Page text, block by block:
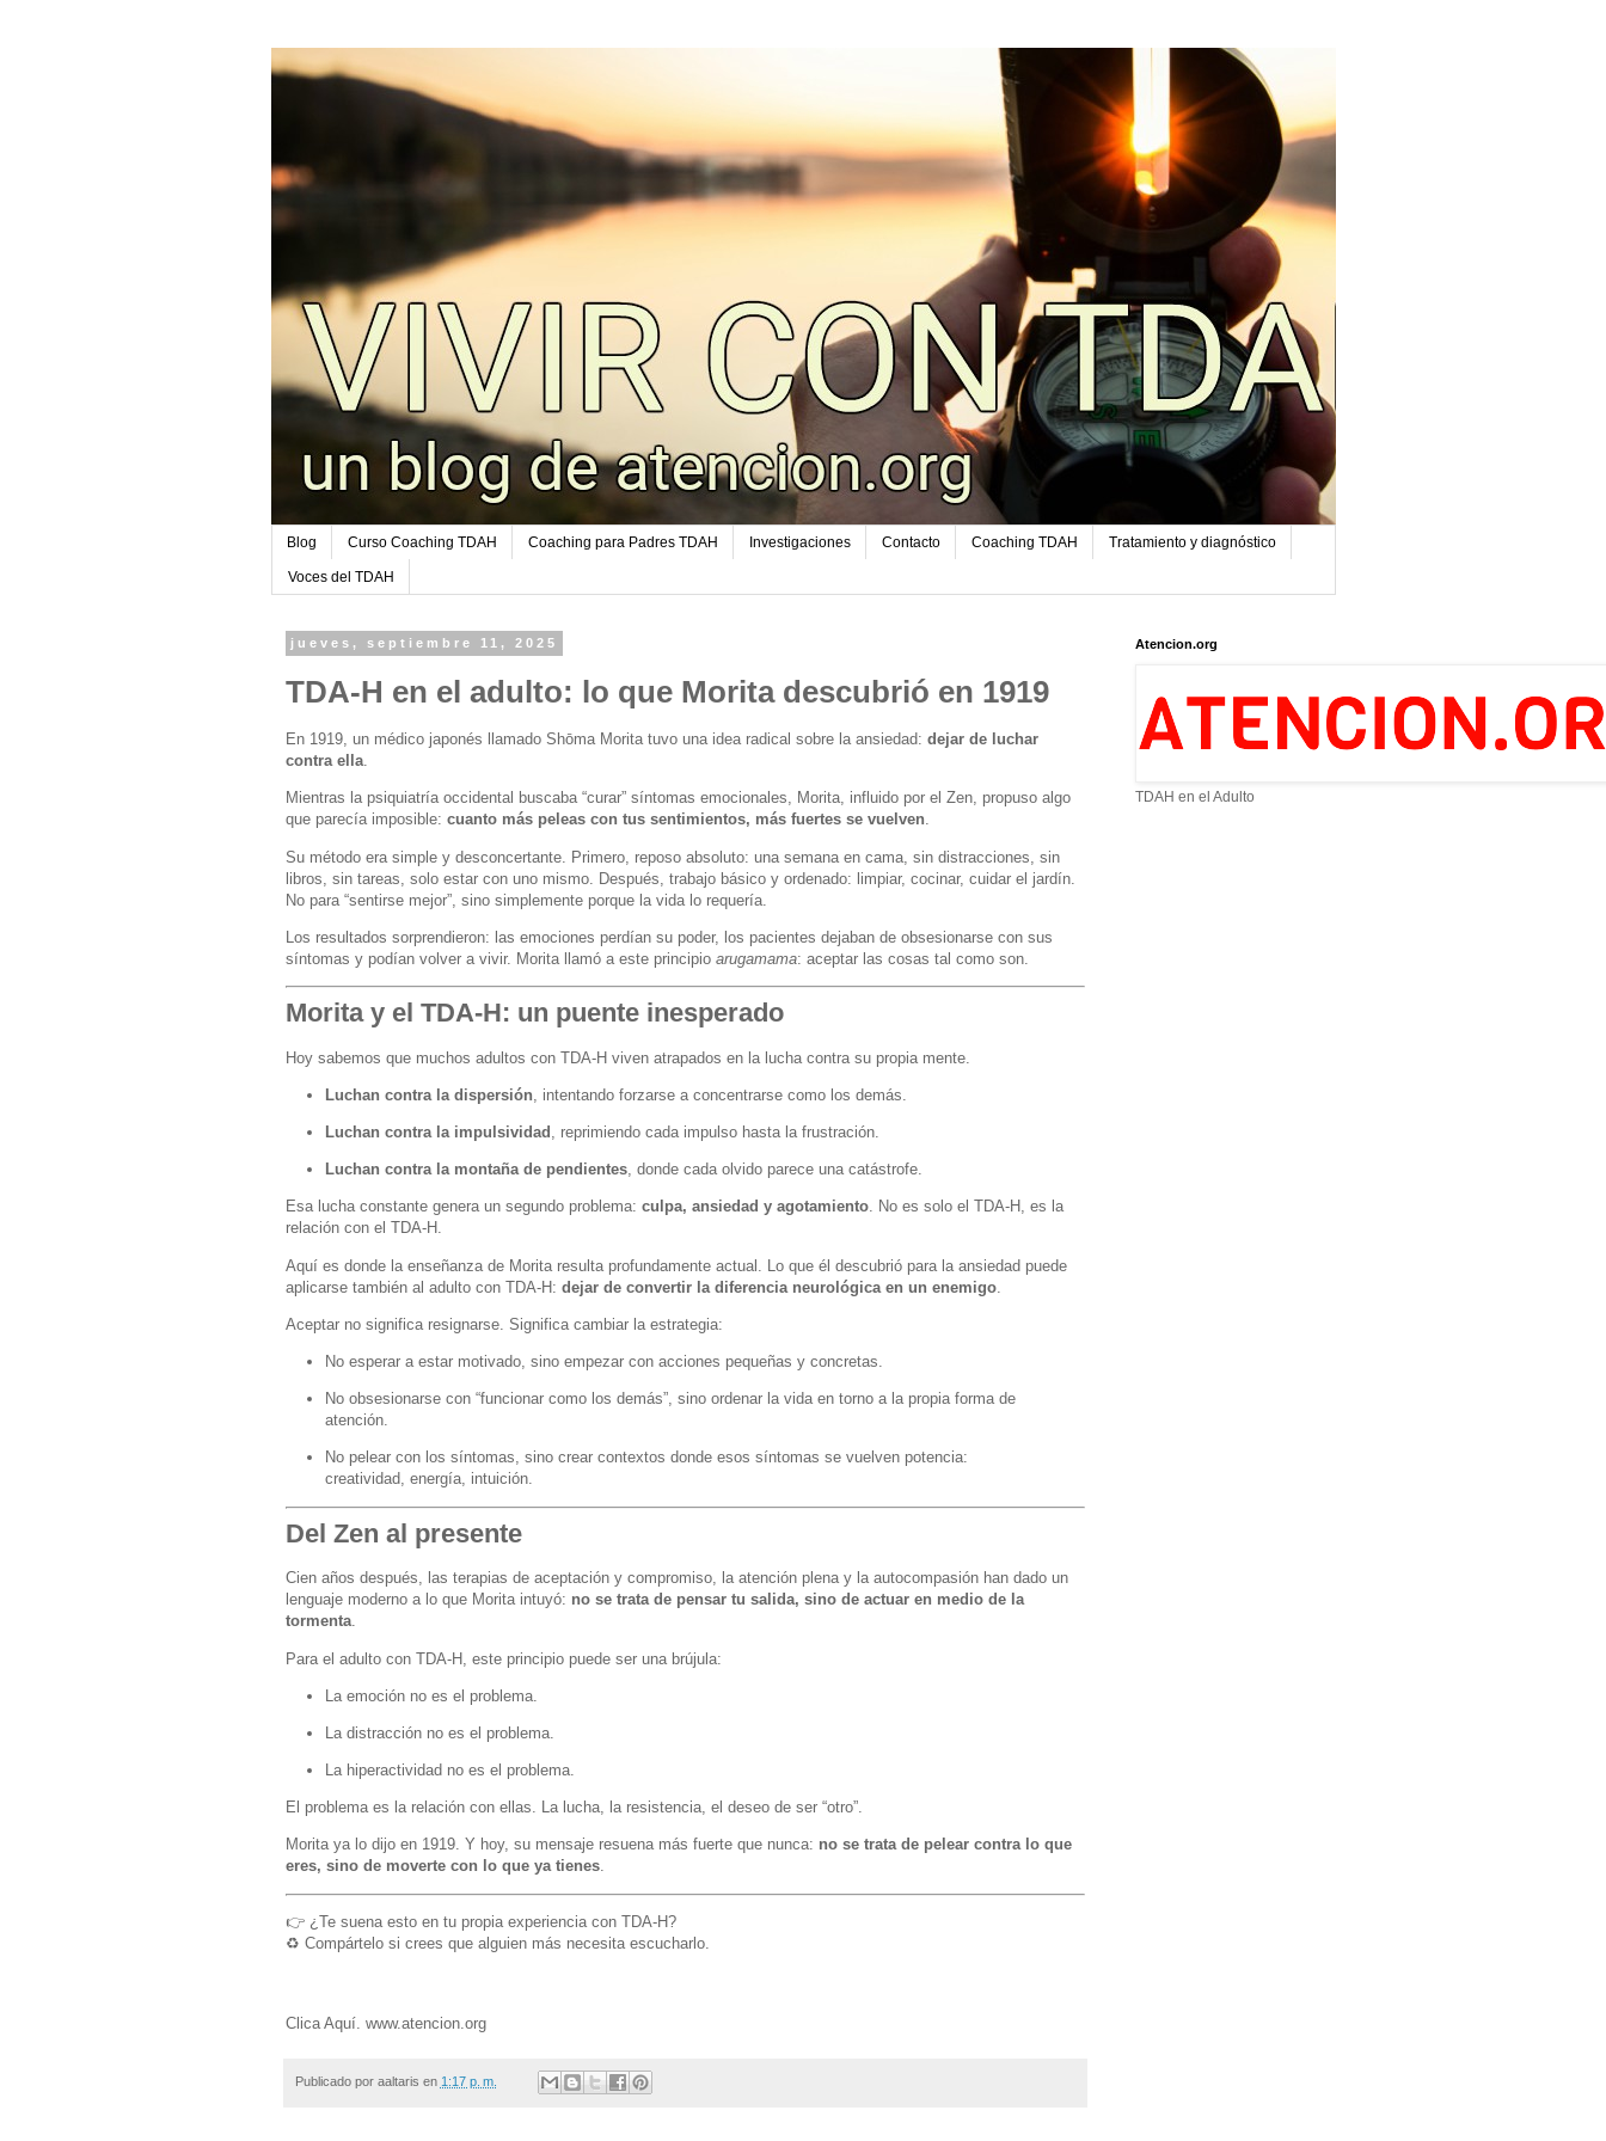
Blog Curso Coaching TDAH Coaching para Padres TDAH Investigaciones Contacto Coaching TDAH Tratamiento y diagnóstico
Voces del TDAH
jueves, septiembre 11, 2025
TDA-H en el adulto: lo que Morita descubrió en 1919
En 1919, un médico japonés llamado Shōma Morita tuvo una idea radical sobre la ansiedad: dejar de luchar
contra ella.
Mientras la psiquiatría occidental buscaba “curar” síntomas emocionales, Morita, influido por el Zen, propuso algo
que parecía imposible: cuanto más peleas con tus sentimientos, más fuertes se vuelven.
Su método era simple y desconcertante. Primero, reposo absoluto: una semana en cama, sin distracciones, sin
libros, sin tareas, solo estar con uno mismo. Después, trabajo básico y ordenado: limpiar, cocinar, cuidar el jardín.
No para “sentirse mejor”, sino simplemente porque la vida lo requería.
Los resultados sorprendieron: las emociones perdían su poder, los pacientes dejaban de obsesionarse con sus
síntomas y podían volver a vivir. Morita llamó a este principio arugamama: aceptar las cosas tal como son.
Morita y el TDA-H: un puente inesperado
Hoy sabemos que muchos adultos con TDA-H viven atrapados en la lucha contra su propia mente.
Luchan contra la dispersión , intentando forzarse a concentrarse como los demás.
Luchan contra la impulsividad , reprimiendo cada impulso hasta la frustración.
Luchan contra la montaña de pendientes, donde cada olvido parece una catástrofe.
Esa lucha constante genera un segundo problema: culpa, ansiedad y agotamiento. No es solo el TDA-H, es la
relación con el TDA-H.
Aquí es donde la enseñanza de Morita resulta profundamente actual. Lo que él descubrió para la ansiedad puede
aplicarse también al adulto con TDA-H: dejar de convertir la diferencia neurológica en un enemigo.
Aceptar no significa resignarse. Significa cambiar la estrategia:
No esperar a estar motivado, sino empezar con acciones pequeñas y concretas.
No obsesionarse con “funcionar como los demás”, sino ordenar la vida en torno a la propia forma de
atención.
No pelear con los síntomas, sino crear contextos donde esos síntomas se vuelven potencia:
creatividad, energía, intuición.
Del Zen al presente
Cien años después, las terapias de aceptación y compromiso, la atención plena y la autocompasión han dado un
lenguaje moderno a lo que Morita intuyó: no se trata de pensar tu salida, sino de actuar en medio de la
tormenta.
Para el adulto con TDA-H, este principio puede ser una brújula:
La emoción no es el problema.
La distracción no es el problema.
La hiperactividad no es el problema.
El problema es la relación con ellas. La lucha, la resistencia, el deseo de ser “otro”.
Morita ya lo dijo en 1919. Y hoy, su mensaje resuena más fuerte que nunca: no se trata de pelear contra lo que
eres, sino de moverte con lo que ya tienes.
👉 ¿Te suena esto en tu propia experiencia con TDA-H?
♻️ Compártelo si crees que alguien más necesita escucharlo.
Clica Aquí. www.atencion.org
Publicado por aaltaris en 1:17 p. m.
Atencion.org
TDAH en el Adulto